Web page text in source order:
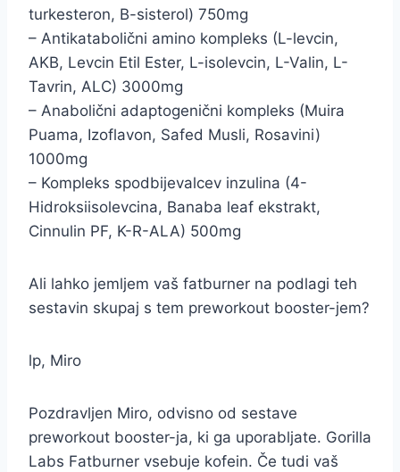
turkesteron, B-sisterol) 750mg
– Antikatabolični amino kompleks (L-levcin,
AKB, Levcin Etil Ester, L-isolevcin, L-Valin, L-
Tavrin, ALC) 3000mg
– Anabolični adaptogenični kompleks (Muira
Puama, Izoflavon, Safed Musli, Rosavini)
1000mg
– Kompleks spodbijevalcev inzulina (4-
Hidroksiisolevcina, Banaba leaf ekstrakt,
Cinnulin PF, K-R-ALA) 500mg
Ali lahko jemljem vaš fatburner na podlagi teh
sestavin skupaj s tem preworkout booster-jem?
lp, Miro
Pozdravljen Miro, odvisno od sestave
preworkout booster-ja, ki ga uporabljate. Gorilla
Labs Fatburner vsebuje kofein. Če tudi vaš